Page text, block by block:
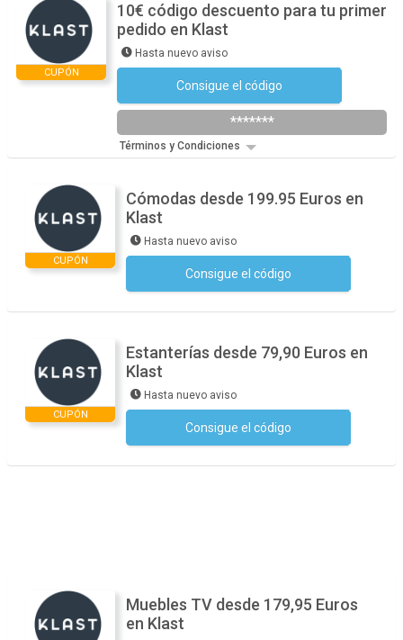
CUPÓN
10€ código descuento para tu primer
pedido en Klast
Hasta nuevo aviso
Consigue el código
*******
Términos y Condiciones
CUPÓN
Cómodas desde 199.95 Euros en
Klast
Hasta nuevo aviso
Consigue el código
CUPÓN
Estanterías desde 79,90 Euros en
Klast
Hasta nuevo aviso
Consigue el código
Muebles TV desde 179,95 Euros
en Klast